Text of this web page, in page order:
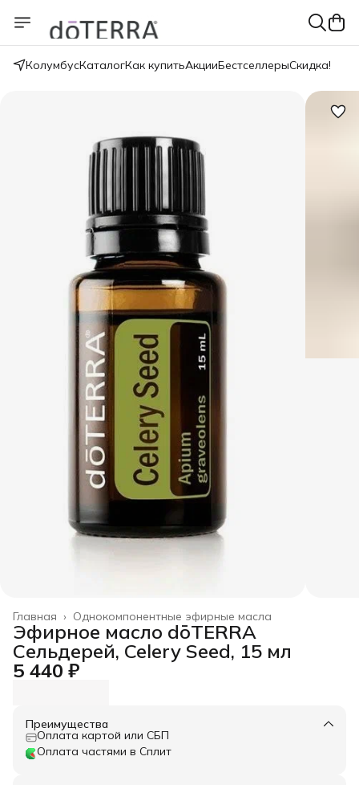
КолумбусКаталогКак купитьАкцииБестселлерыСкидка!
Однокомпонентные эфирные масла
Главная ›
Эфирное масло dōTERRA
Сельдерей, Celery Seed, 15 мл
5 440 ₽
Преимущества
Оплата картой или СБП
Оплата частями в Сплит